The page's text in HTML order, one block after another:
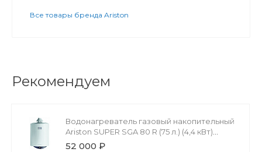
Все товары бренда Ariston
Рекомендуем
Водонагреватель газовый накопительный
Ariston SUPER SGA 80 R (75 л.) (4,4 кВт)
настенный
52 000 ₽